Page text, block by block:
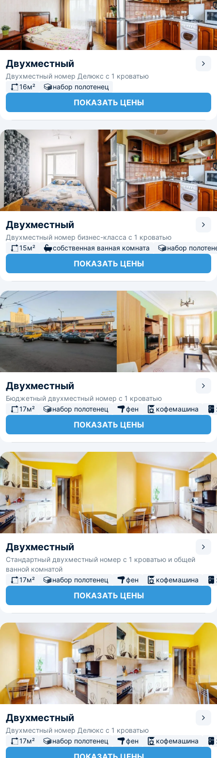
Двухместный
Двухместный номер Делюкс с 1 кроватью
16м²
набор полотенец
ПОКАЗАТЬ ЦЕНЫ
Двухместный
Двухместный номер бизнес-класса с 1 кроватью
15м²
собственная ванная комната набор
ПОКАЗАТЬ ЦЕНЫ
Двухместный
Бюджетный двухместный номер с 1 кроватью
17м²
набор полотенец фен кофемашина
ПОКАЗАТЬ ЦЕНЫ
Двухместный
Стандартный двухместный номер с 1 кроватью и общей
ванной комнатой
17м²
набор полотенец фен кофемашина
ПОКАЗАТЬ ЦЕНЫ
Двухместный
Двухместный номер Делюкс с 1 кроватью
17м²
набор полотенец фен кофемашина